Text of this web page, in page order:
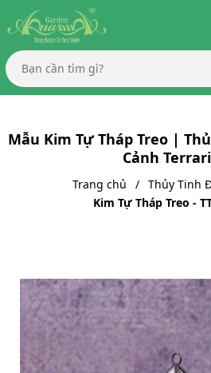
Mẫu Kim Tự Tháp Treo |
Cảnh
Trang chủ
Thủy Tinh
Kim Tự Tháp Treo -